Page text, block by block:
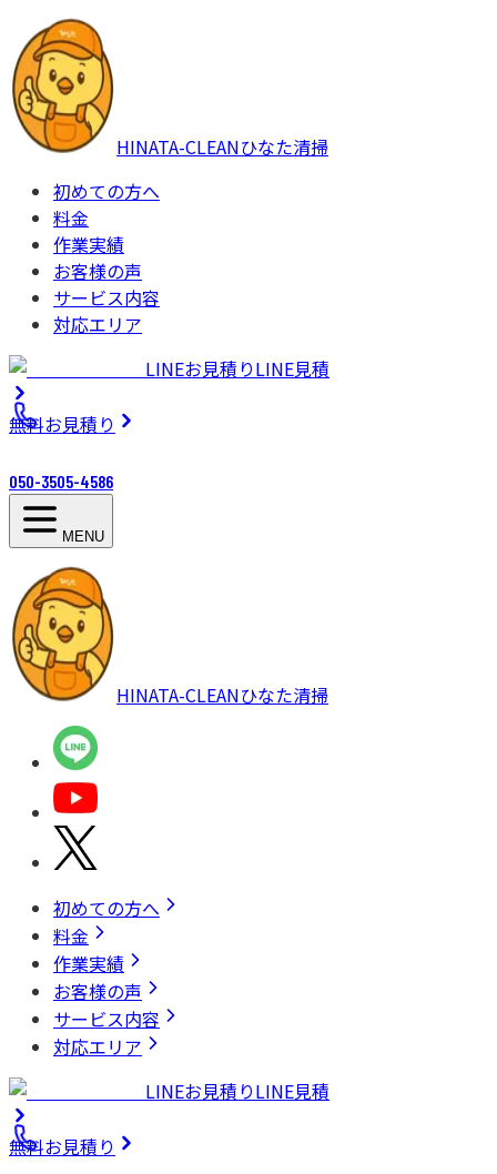
HINATA-CLEANひなた清掃
初めての方へ
料金
作業実績
お客様の声
サービス内容
対応エリア
LINEお見積りLINE見積
無料お見積り
050-3505-4586
MENU
HINATA-CLEANひなた清掃
初めての方へ
料金
作業実績
お客様の声
サービス内容
対応エリア
LINEお見積りLINE見積
無料お見積り